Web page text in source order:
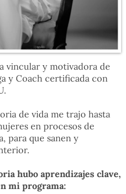
vincular y motivadora de
y Coach certificada con
de vida me trajo hasta
en procesos de
para que sanen y
hubo aprendizajes clave,
mi programa: